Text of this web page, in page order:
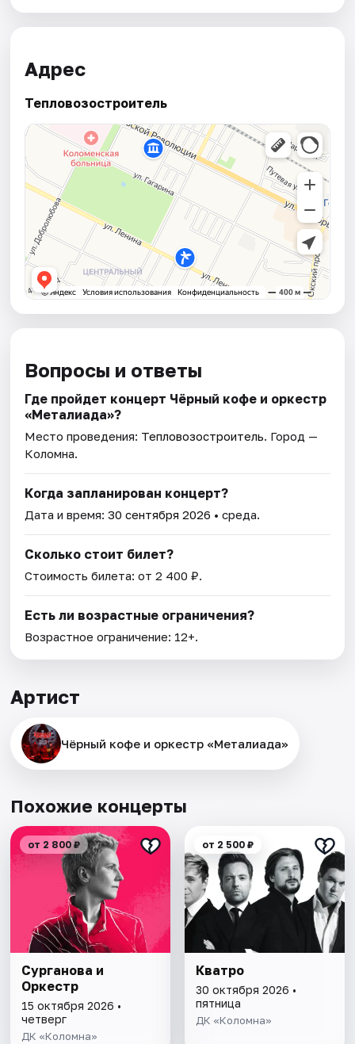
Адрес
Тепловозостроитель
Вопросы и ответы
Где пройдет концерт Чёрный кофе и оркестр
«Металиада»?
Место проведения: Тепловозостроитель. Город —
Коломна.
Когда запланирован концерт?
Дата и время:30 сентября 2026 • среда.
Сколько стоит билет?
Стоимость билета: от 2 400 ₽.
Есть ли возрастные ограничения?
Возрастное ограничение: 12+.
Артист
Чёрный кофе и оркестр «Металиада»
Похожие концерты
от 2 800 ₽
Сурганова и
Оркестр
15 октября 2026 •
четверг
ДК «Коломна»
от 2 500 ₽
Кватро
30 октября 2026 •
пятница
ДК «Коломна»